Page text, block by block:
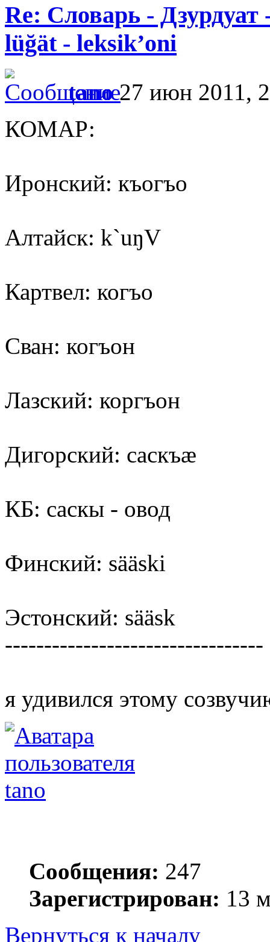
Re: Словарь -
lüğät - leksik’oni
tano27 июн 2011,
КОМАР:
Иронский: къогъо
Алтайск: k`uŋV
Картвел: когъо
Сван: когъон
Лазский: коргъон
Дигорский: саскъæ
КБ: саскы - овод
Финский: sääski
Эстонский: sääsk
---------------------------------
я удивился этому
tano
Сообщения: 247
Зарегистрирован: 13
Вернуться к началу